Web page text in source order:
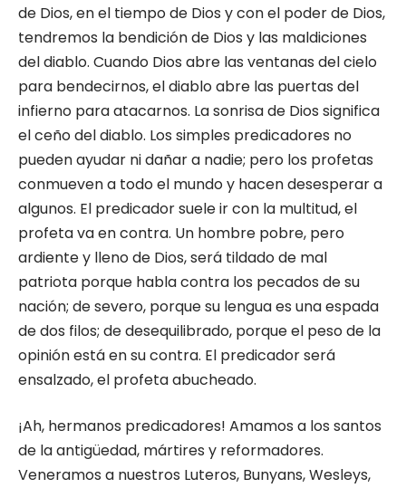
de Dios, en el tiempo de Dios y con el poder de Dios,
tendremos la bendición de Dios y las maldiciones
del diablo. Cuando Dios abre las ventanas del cielo
para bendecirnos, el dia­blo abre las puertas del
infierno para atacarnos. La sonrisa de Dios significa
el ceño del diablo. Los simples predicadores no
pueden ayudar ni dañar a nadie; pero los profetas
conmueven a todo el mundo y hacen desesperar a
algunos. El predicador suele ir con la multitud, el
profe­ta va en contra. Un hombre pobre, pero
ardien­te y lleno de Dios, será tildado de mal
patriota porque habla contra los pecados de su
nación; de severo, porque su lengua es una espada
de dos filos; de desequilibrado, porque el peso de la
opinión está en su contra. El predicador será
ensalzado, el profeta abucheado.
¡Ah, hermanos predicadores! Amamos a los santos
de la antigüedad, mártires y reformado­res.
Veneramos a nuestros Luteros, Bunyans, Wesleys,